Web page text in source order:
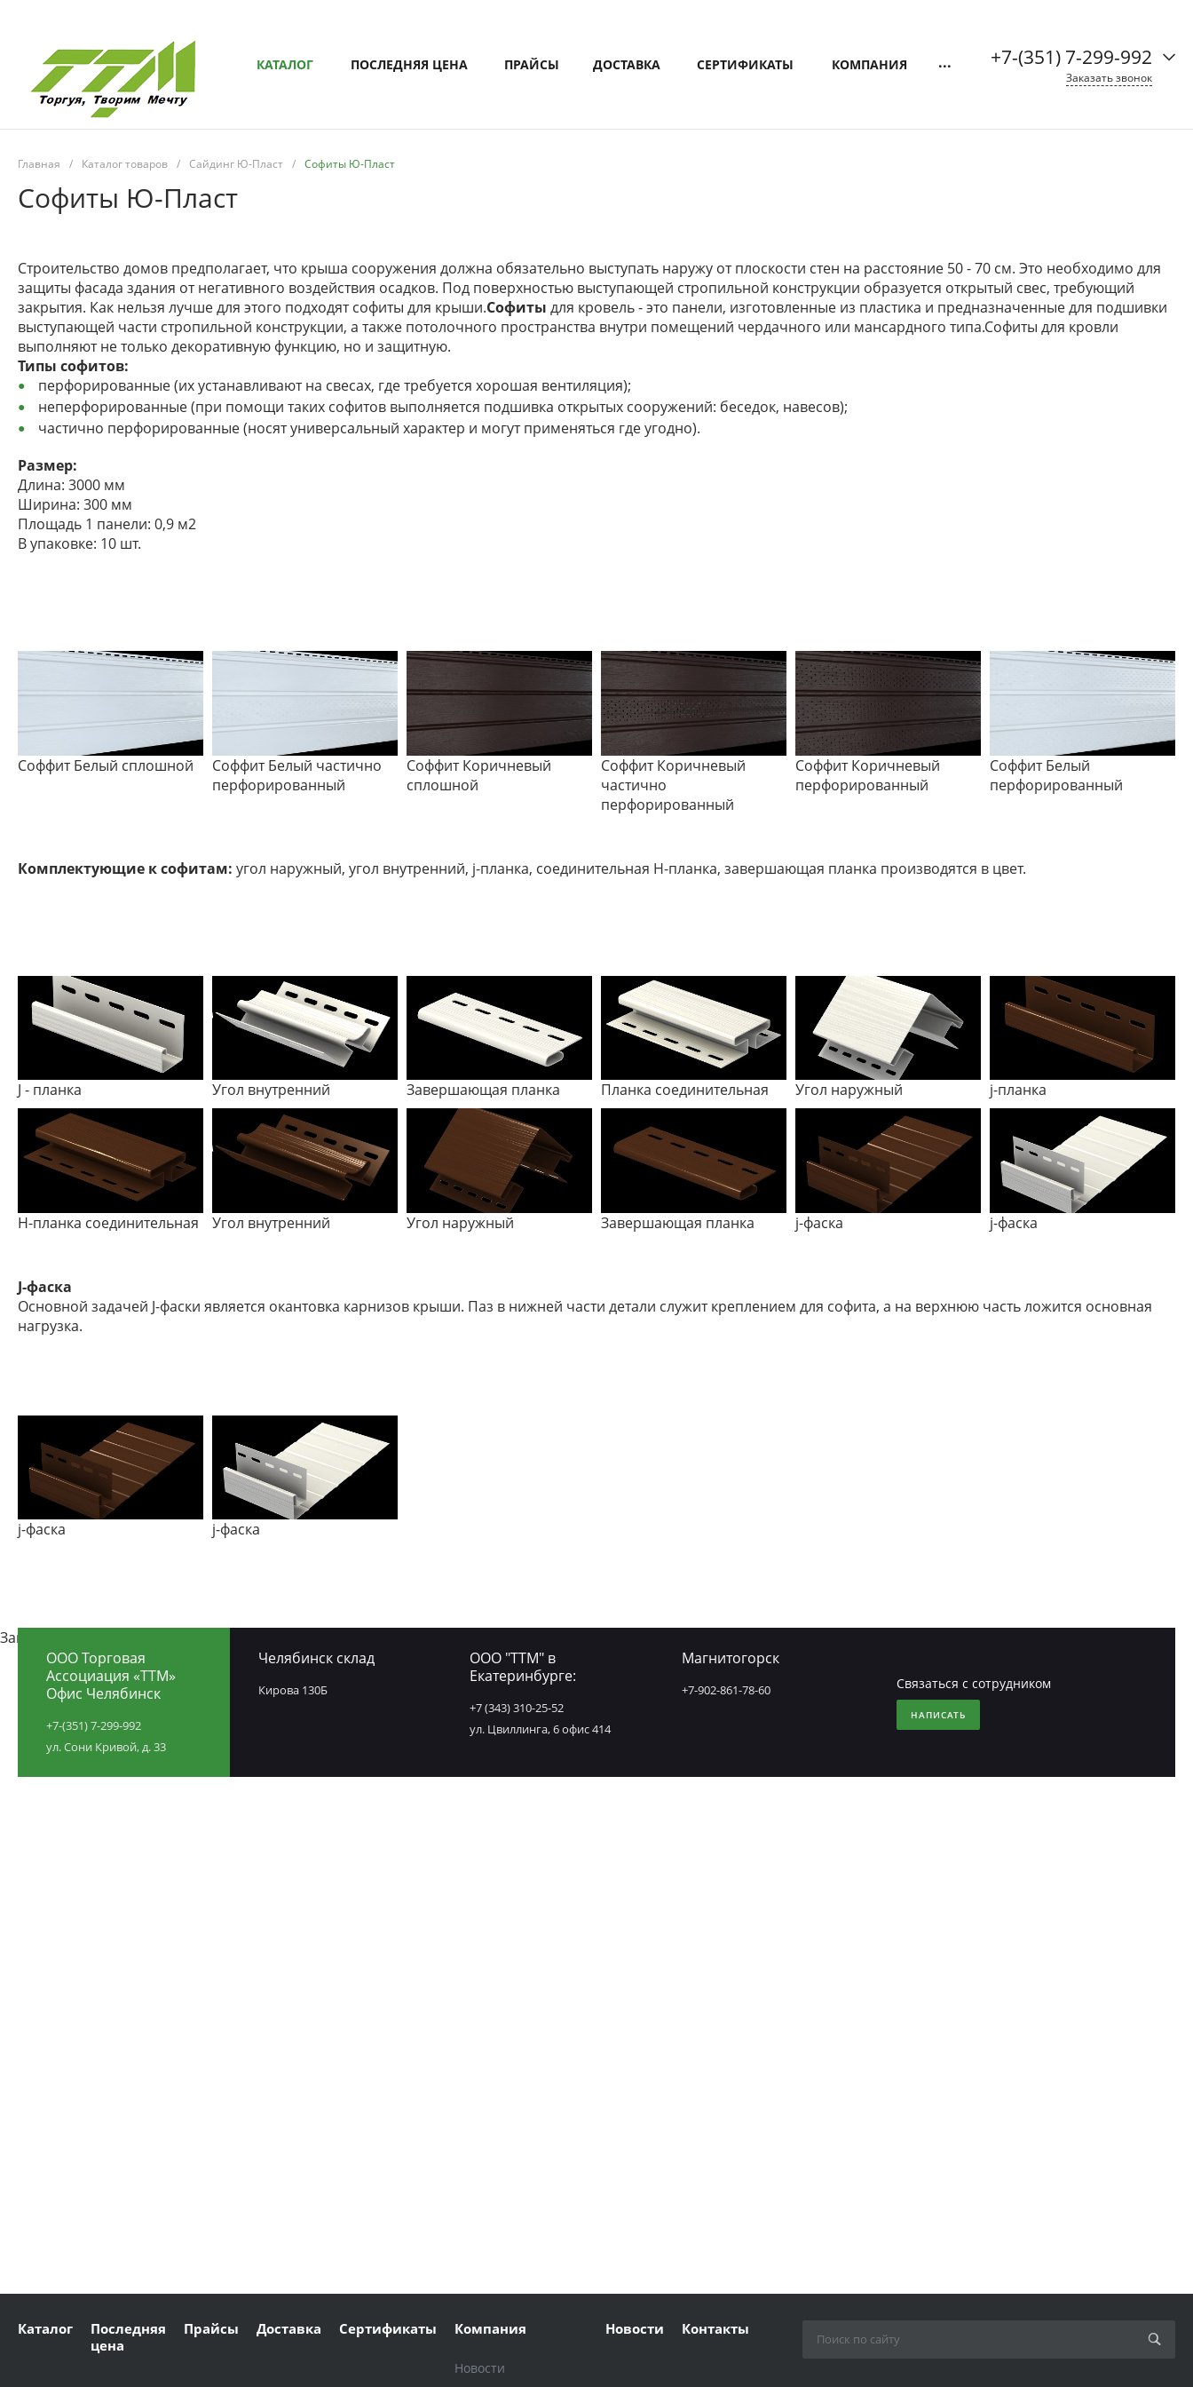
КАТАЛОГ ПОСЛЕДНЯЯ ЦЕНА ПРАЙСЫ ДОСТАВКА СЕРТИФИКАТЫ КОМПАНИЯ ... +7-(351) 7-299-992
ПН-ПТ 9ч -18ч ВСК выходной
info@ttm74.ru
+7 (343) 310-25-52
Заказать звонок
Главная / Каталог товаров / Сайдинг Ю-Пласт / Софиты Ю-Пласт
Софиты Ю-Пласт
Строительство домов предполагает, что крыша сооружения должна обязательно выступать наружу от плоскости стен на расстояние 50 - 70 см. Это необходимо для
защиты фасада здания от негативного воздействия осадков. Под поверхностью выступающей стропильной конструкции образуется открытый свес, требующий
закрытия. Как нельзя лучше для этого подходят софиты для крыши.Софиты для кровель - это панели, изготовленные из пластика и предназначенные для подшивки
выступающей части стропильной конструкции, а также потолочного пространства внутри помещений чердачного или мансардного типа.Софиты для кровли
выполняют не только декоративную функцию, но и защитную.
Типы софитов:
перфорированные (их устанавливают на свесах, где требуется хорошая вентиляция);
неперфорированные (при помощи таких софитов выполняется подшивка открытых сооружений: беседок, навесов);
частично перфорированные (носят универсальный характер и могут применяться где угодно).
Размер:
Длина: 3000 мм
Ширина: 300 мм
Площадь 1 панели: 0,9 м2
В упаковке: 10 шт.
Соффит Белый сплошной
Соффит Белый частично
перфорированный
Соффит Коричневый
сплошной
Соффит Коричневый
частично
перфорированный
Соффит Коричневый
перфорированный
Соффит Белый
перфорированный
Комплектующие к софитам: угол наружный, угол внутренний, j-планка, соединительная Н-планка, завершающая планка производятся в цвет.
J - планка Угол внутренний Завершающая планка Планка соединительная Угол наружный j-планка
Н-планка соединительная Угол внутренний Угол наружный Завершающая планка j-фаска j-фаска
J-фаска
Основной задачей J-фаски является окантовка карнизов крыши. Паз в нижней части детали служит креплением для софита, а на верхнюю часть ложится основная
нагрузка.
j-фаска j-фаска
Связаться с сотрудником
НАПИСАТЬ
ООО Торговая
Ассоциация «ТТМ»
Офис Челябинск
+7-(351) 7-299-992
ул. Сони Кривой, д. 33
Челябинск склад
Кирова 130Б
ООО "ТТМ" в
Екатеринбурге:
+7 (343) 310-25-52
ул. Цвиллинга, 6 офис 414
Магнитогорск
+7-902-861-78-60
Загрузка карты ...
Каталог
Последняя
цена
Прайсы Доставка Сертификаты Компания
Новости
Новости Контакты